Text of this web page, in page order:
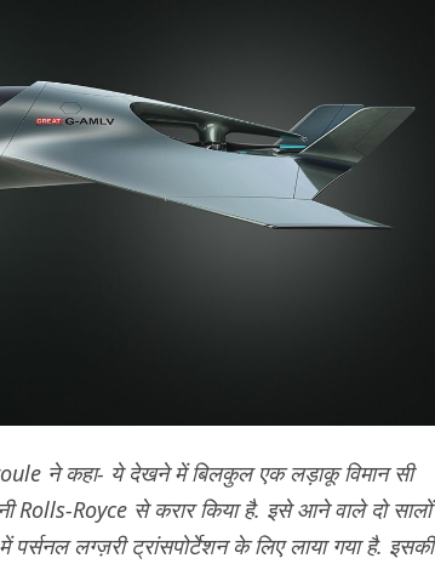
ने कहा- ये देखने में बिलकुल एक लड़ाकू विमान सी
Rolls-Royce से करार किया है. इसे आने वाले दो सालों
लग्ज़री ट्रांसपोर्टेशन के लिए लाया गया है. इसकी